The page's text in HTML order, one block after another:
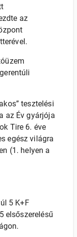
az
tesztelési
az Év gyárjója
Tire 6. éve
egész világra
(1. helyen a
5 K+F
elsőszerelésű